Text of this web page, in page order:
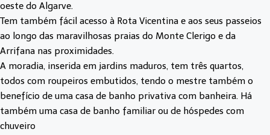
oeste do Algarve.
Tem também fácil acesso à Rota Vicentina e aos seus passeios
ao longo das maravilhosas praias do Monte Clerigo e da
Arrifana nas proximidades.
A moradia, inserida em jardins maduros, tem três quartos,
todos com roupeiros embutidos, tendo o mestre também o
benefício de uma casa de banho privativa com banheira. Há
também uma casa de banho familiar ou de hóspedes com
chuveiro